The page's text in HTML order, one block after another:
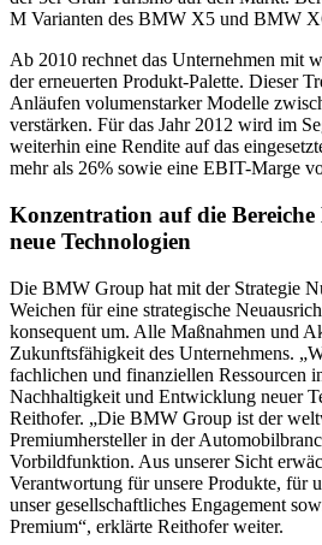
M Varianten des BMW X5 und BMW
Ab 2010 rechnet das Unternehmen mit
der erneuerten Produkt-Palette. Dieser
Anläufen volumenstarker Modelle
verstärken. Für das Jahr 2012 wird im
weiterhin eine Rendite auf das
mehr als 26% sowie eine EBIT-Marge
Konzentration auf die
neue Technologien
Die BMW Group hat mit der Strategie
Weichen für eine strategische
konsequent um. Alle Maßnahmen und
Zukunftsfähigkeit des Unternehmens.
fachlichen und finanziellen Ressourcen
Nachhaltigkeit und Entwicklung neuer
Reithofer. „Die BMW Group ist der
Premiumhersteller in der
Vorbildfunktion. Aus unserer Sicht
Verantwortung für unsere Produkte, für
unser gesellschaftliches Engagement
Premium“, erklärte Reithofer weiter.